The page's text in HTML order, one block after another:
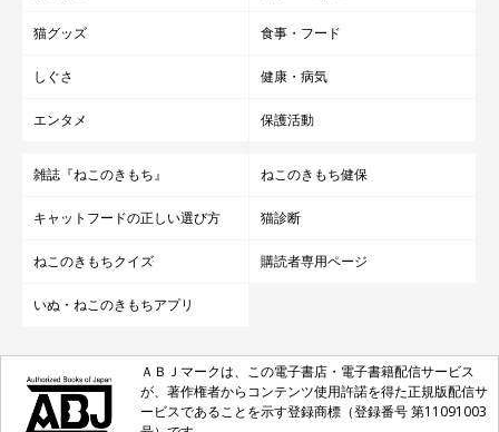
猫グッズ 食事・フード
しぐさ 健康・病気
エンタメ 保護活動
雑誌『ねこのきもち』 ねこのきもち健保
キャットフードの正しい選び方 猫診断
ねこのきもちクイズ 購読者専用ページ
いぬ・ねこのきもちアプリ
ＡＢＪマークは、この電子書店・電子書籍配信サービス
が、著作権者からコンテンツ使用許諾を得た正規版配信サ
ービスであることを示す登録商標（登録番号 第11091003